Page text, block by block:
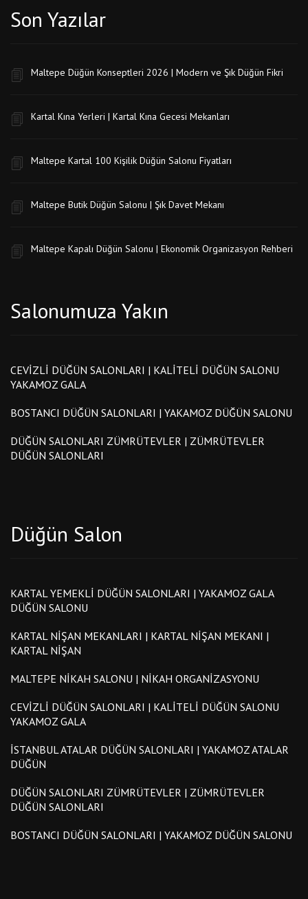
Son Yazılar
Maltepe Düğün Konseptleri 2026 | Modern ve Şık Düğün Fikri
Kartal Kına Yerleri | Kartal Kına Gecesi Mekanları
Maltepe Kartal 100 Kişilik Düğün Salonu Fiyatları
Maltepe Butik Düğün Salonu | Şık Davet Mekanı
Maltepe Kapalı Düğün Salonu | Ekonomik Organizasyon Rehberi
Salonumuza Yakın
CEVIZLI DÜĞÜN SALONLARI | KALITELI DÜĞÜN SALONU
YAKAMOZ GALA
BOSTANCI DÜĞÜN SALONLARI | YAKAMOZ DÜĞÜN SALONU
DÜĞÜN SALONLARI ZÜMRÜTEVLER | ZÜMRÜTEVLER
DÜĞÜN SALONLARI
Düğün Salon
KARTAL YEMEKLI DÜĞÜN SALONLARI | YAKAMOZ GALA
DÜĞÜN SALONU
KARTAL NIŞAN MEKANLARI | KARTAL NIŞAN MEKANI |
KARTAL NIŞAN
MALTEPE NIKAH SALONU | NIKAH ORGANIZASYONU
CEVIZLI DÜĞÜN SALONLARI | KALITELI DÜĞÜN SALONU
YAKAMOZ GALA
İSTANBUL ATALAR DÜĞÜN SALONLARI | YAKAMOZ ATALAR
DÜĞÜN
DÜĞÜN SALONLARI ZÜMRÜTEVLER | ZÜMRÜTEVLER
DÜĞÜN SALONLARI
BOSTANCI DÜĞÜN SALONLARI | YAKAMOZ DÜĞÜN SALONU